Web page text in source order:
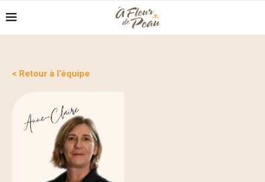
< Retour à l’équipe